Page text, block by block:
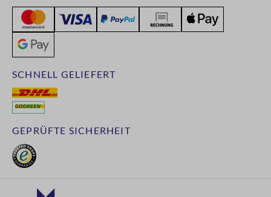
GEPRÜFTE SICHERHEIT
SCHNELL GELIEFERT